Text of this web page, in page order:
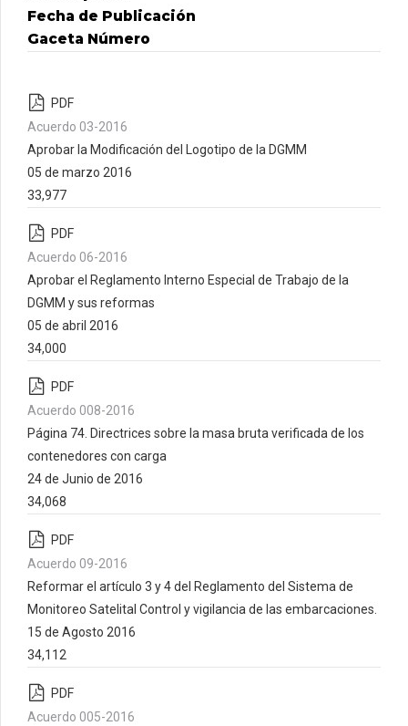
Fecha de Publicación
Gaceta Número
PDF
Acuerdo 03-2016
Aprobar la Modificación del Logotipo de la DGMM
05 de marzo 2016
33,977
PDF
Acuerdo 06-2016
Aprobar el Reglamento Interno Especial de Trabajo de la
DGMM y sus reformas
05 de abril 2016
34,000
PDF
Acuerdo 008-2016
Página 74. Directrices sobre la masa bruta verificada de los
contenedores con carga
24 de Junio de 2016
34,068
PDF
Acuerdo 09-2016
Reformar el artículo 3 y 4 del Reglamento del Sistema de
Monitoreo Satelital Control y vigilancia de las embarcaciones.
15 de Agosto 2016
34,112
PDF
Acuerdo 005-2016